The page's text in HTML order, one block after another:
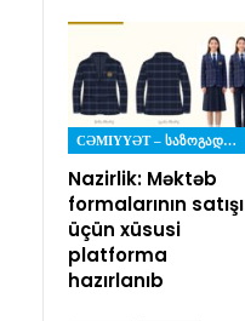
CƏMIYYƏT – ᲡᲐᲖᲝᲒᲐᲓᲝᲔᲑᲐ
Nazirlik: Məktəb
formalarının satışı
üçün xüsusi
platforma
hazırlanıb